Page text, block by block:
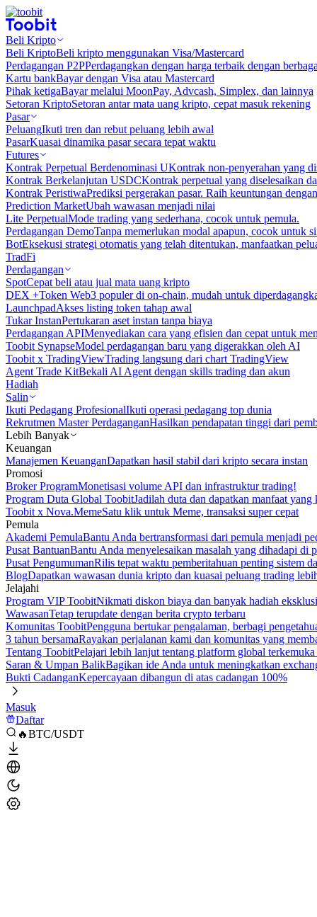
Beli Kripto
Beli KriptoBeli kripto menggunakan Visa/Mastercard
Perdagangan P2PPerdagangkan dengan harga terbaik dengan
Kartu bankBayar dengan Visa atau Mastercard
Pihak ketigaBayar melalui MoonPay, Advcash, Simplex, dan lainnya
Setoran KriptoSetoran antar mata uang kripto, cepat masuk rekening
Pasar
PeluangIkuti tren dan rebut peluang lebih awal
PasarKuasai dinamika pasar secara tepat waktu
Futures
Kontrak Perpetual Berdenominasi UKontrak non-penyerahan yang
Kontrak Berkelanjutan USDCKontrak perpetual yang diselesaikan
Kontrak PeristiwaPrediksi pergerakan pasar. Raih keuntungan
Prediction MarketUbah wawasan menjadi nilai
Lite PerpetualMode trading yang sederhana, cocok untuk pemula.
Perdagangan DemoTanpa memerlukan modal apapun, cocok untuk
BotEksekusi strategi otomatis yang telah ditentukan, manfaatkan
TradFi
Perdagangan
SpotCepat beli atau jual mata uang kripto
DEX +Token Web3 populer di on-chain, mudah untuk
LaunchpadAkses listing token tahap awal
Tukar InstanPertukaran aset instan tanpa biaya
Perdagangan APIMenyediakan cara yang efisien dan cepat untuk
Toobit SynapseModel perdagangan baru yang digerakkan oleh AI
Toobit x TradingViewTrading langsung dari chart TradingView
Agent Trade KitBekali AI Agent dengan skills trading dan akun
Hadiah
Salin
Ikuti Pedagang ProfesionalIkuti operasi pedagang top dunia
Rekrutmen Master PerdaganganHasilkan pendapatan tinggi dari
Lebih Banyak
Keuangan
Manajemen KeuanganDapatkan hasil stabil dari kripto secara instan
Promosi
Broker ProgramMonetisasi volume API dan infrastruktur trading!
Program Duta Global ToobitJadilah duta dan dapatkan manfaat
Toobit x Nova.MemeSatu klik untuk Meme, transaksi super cepat
Pemula
Akademi PemulaBantu Anda bertransformasi dari pemula menjadi
Pusat BantuanBantu Anda menyelesaikan masalah yang dihadapi di
Pusat PengumumanRilis tepat waktu pemberitahuan penting sistem
BlogDapatkan wawasan dunia kripto dan kuasai peluang trading
Jelajahi
Program VIP ToobitNikmati diskon biaya dan banyak hadiah
WawasanTetap terupdate dengan berita crypto terbaru
Komunitas ToobitPengguna bertukar pengalaman, berbagi
3 tahun bersamaRayakan perjalanan kami dan komunitas yang
Tentang ToobitPelajari lebih lanjut tentang platform global
Saran & Umpan BalikBagikan ide Anda untuk meningkatkan
Bukti CadanganKepercayaan dibangun di atas cadangan 100%
Masuk
Daftar
🔥BTC/USDT